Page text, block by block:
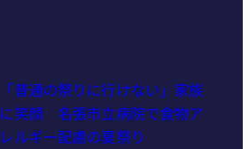
「普通の祭りに行けない」家族
に笑顔 名張市立病院で食物ア
レルギー配慮の夏祭り